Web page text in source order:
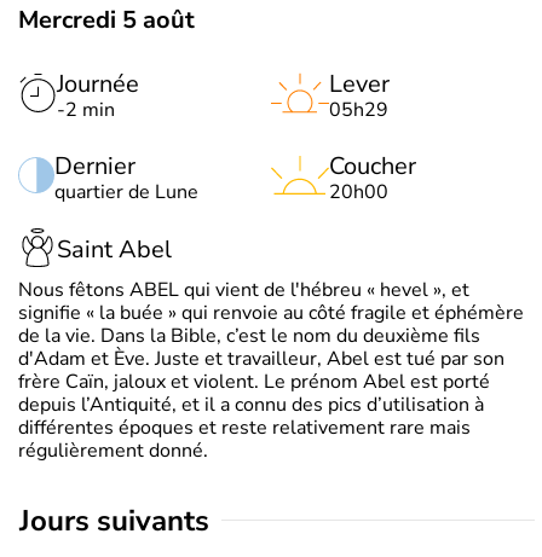
Mercredi 5 août
Journée
-2 min
Dernier
quartier de Lune
Lever
05h29
Coucher
20h00
Saint Abel
Nous fêtons ABEL qui vient de l'hébreu « hevel », et
signifie « la buée » qui renvoie au côté fragile et éphémère
de la vie. Dans la Bible, c’est le nom du deuxième fils
d'Adam et Ève. Juste et travailleur, Abel est tué par son
frère Caïn, jaloux et violent. Le prénom Abel est porté
depuis l’Antiquité, et il a connu des pics d’utilisation à
différentes époques et reste relativement rare mais
régulièrement donné.
jours suivants